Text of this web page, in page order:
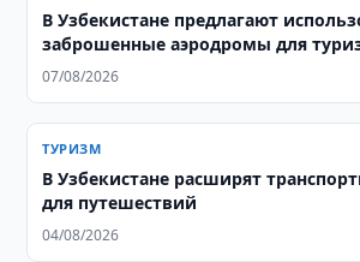
В Узбекистане предлагают
заброшенные аэродромы для
07/08/2026
ТУРИЗМ
В Узбекистане расширят
для путешествий
04/08/2026